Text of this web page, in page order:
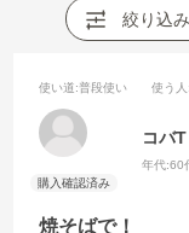
絞り込み
焼そばで！
使い道:普段使い 使う人
コバT
年代:60